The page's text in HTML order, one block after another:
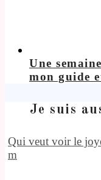
Une
mon guide
Je suis
Qui veut voir le
m